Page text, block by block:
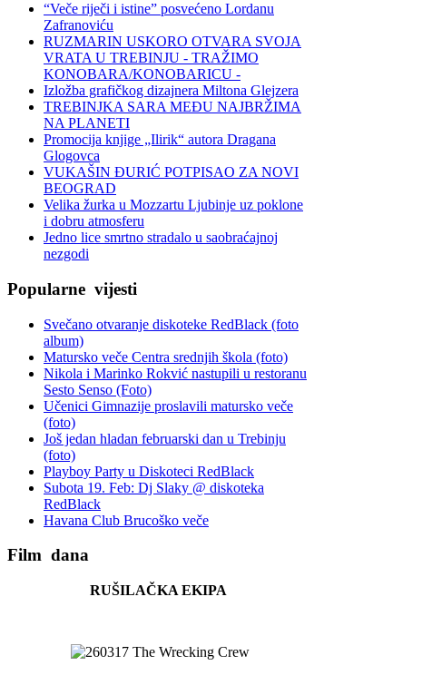
“Veče riječi i istine” posvećeno Lordanu
Zafranoviću
RUZMARIN USKORO OTVARA SVOJA
VRATA U TREBINJU - TRAŽIMO
KONOBARA/KONOBARICU -
Izložba grafičkog dizajnera Miltona Glejzera
TREBINЈKA SARA MEĐU NAJBRŽIMA
NA PLANETI
Promocija knjige „Ilirik“ autora Dragana
Glogovca
VUKAŠIN ĐURIĆ POTPISAO ZA NOVI
BEOGRAD
Velika žurka u Mozzartu Ljubinje uz poklone
i dobru atmosferu
Jedno lice smrtno stradalo u saobraćajnoj
nezgodi
Popularne vijesti
Svečano otvaranje diskoteke RedBlack (foto
album)
Matursko veče Centra srednjih škola (foto)
Nikola i Marinko Rokvić nastupili u restoranu
Sesto Senso (Foto)
Učenici Gimnazije proslavili matursko veče
(foto)
Još jedan hladan februarski dan u Trebinju
(foto)
Playboy Party u Diskoteci RedBlack
Subota 19. Feb: Dj Slaky @ diskoteka
RedBlack
Havana Club Brucoško veče
Film dana
RUŠILAČKA EKIPA